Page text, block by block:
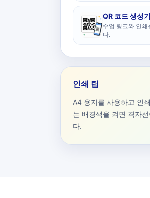
QR 코드 생성기
수업 링크와 인쇄
다.
인쇄 팁
A4 용지를 사용하고 인
는 배경색을 켜면 격자
다.